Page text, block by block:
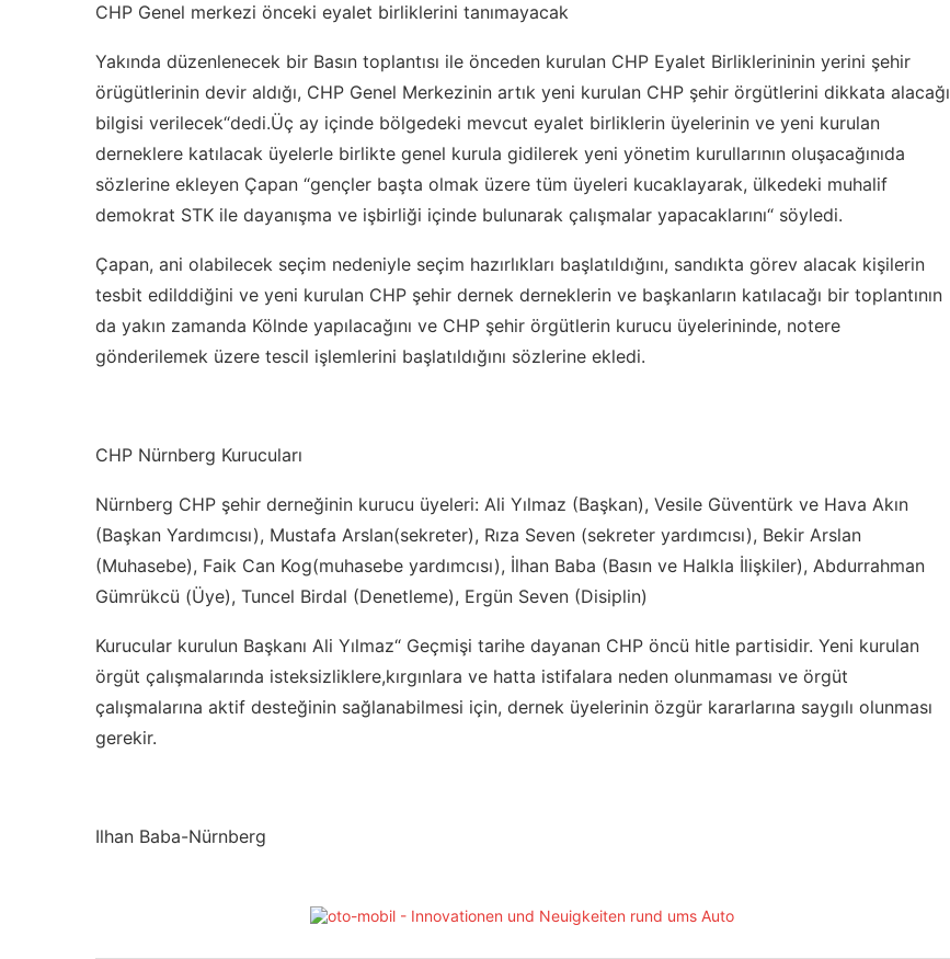
CHP Genel merkezi önceki eyalet birliklerini tanımayacak
Yakında düzenlenecek bir Basın toplantısı ile önceden kurulan CHP Eyalet Birliklerininin yerini şehir
örügütlerinin devir aldığı, CHP Genel Merkezinin artık yeni kurulan CHP şehir örgütlerini dikkata alacağı
bilgisi verilecek“dedi.Üç ay içinde bölgedeki mevcut eyalet birliklerin üyelerinin ve yeni kurulan
derneklere katılacak üyelerle birlikte genel kurula gidilerek yeni yönetim kurullarının oluşacağınıda
sözlerine ekleyen Çapan “gençler başta olmak üzere tüm üyeleri kucaklayarak, ülkedeki muhalif
demokrat STK ile dayanışma ve işbirliği içinde bulunarak çalışmalar yapacaklarını“ söyledi.
Çapan, ani olabilecek seçim nedeniyle seçim hazırlıkları başlatıldığını, sandıkta görev alacak kişilerin
tesbit edilddiğini ve yeni kurulan CHP şehir dernek derneklerin ve başkanların katılacağı bir toplantının
da yakın zamanda Kölnde yapılacağını ve CHP şehir örgütlerin kurucu üyelerininde, notere
gönderilemek üzere tescil işlemlerini başlatıldığını sözlerine ekledi.
CHP Nürnberg Kurucuları
Nürnberg CHP şehir derneğinin kurucu üyeleri: Ali Yılmaz (Başkan), Vesile Güventürk ve Hava Akın
(Başkan Yardımcısı), Mustafa Arslan(sekreter), Rıza Seven (sekreter yardımcısı), Bekir Arslan
(Muhasebe), Faik Can Kog(muhasebe yardımcısı), İlhan Baba (Basın ve Halkla İlişkiler), Abdurrahman
Gümrükcü (Üye), Tuncel Birdal (Denetleme), Ergün Seven (Disiplin)
Kurucular kurulun Başkanı Ali Yılmaz“ Geçmişi tarihe dayanan CHP öncü hitle partisidir. Yeni kurulan
örgüt çalışmalarında isteksizliklere,kırgınlara ve hatta istifalara neden olunmaması ve örgüt
çalışmalarına aktif desteğinin sağlanabilmesi için, dernek üyelerinin özgür kararlarına saygılı olunması
gerekir.
Ilhan Baba-Nürnberg